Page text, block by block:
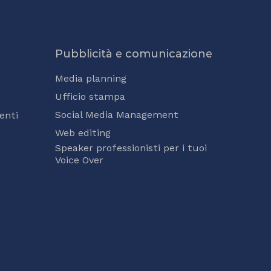
Pubblicità e comunicazione
Media planning
Ufficio stampa
Social Media Management
Web editing
Speaker professionisti per i tuoi
Voice Over